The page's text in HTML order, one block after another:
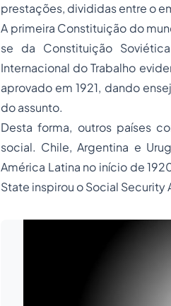
prestações, divididas entre o
A primeira Constituição do
se da Constituição
Internacional do Trabalho
aprovado em 1921, dando
do assunto.
Desta forma, outros países
social. Chile, Argentina e
América Latina no início de
State inspirou o Social Security